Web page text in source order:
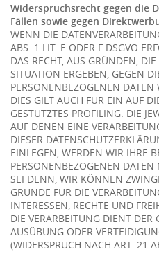
Widerspruchsrecht gegen die
Fällen sowie gegen
WENN DIE
ABS. 1 LIT. E ODER F DSGVO
DAS RECHT, AUS GRÜNDEN,
SITUATION ERGEBEN, GEGEN
PERSONENBEZOGENEN DATEN
DIES GILT AUCH FÜR EIN AUF
GESTÜTZTES PROFILING. DIE
AUF DENEN EINE
DIESER
EINLEGEN, WERDEN WIR IHRE
PERSONENBEZOGENEN DATEN
SEI DENN, WIR KÖNNEN
GRÜNDE FÜR DIE
INTERESSEN, RECHTE UND
DIE VERARBEITUNG DIENT DER
AUSÜBUNG ODER
(WIDERSPRUCH NACH ART. 21